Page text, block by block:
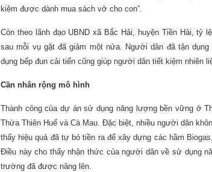
kiệm được dành mua sách vở cho con”.
Còn theo lãnh đạo UBND xã Bắc Hải, huyện Tiền Hải, tỷ
sau mỗi vụ gặt đã giảm một nửa. Người dân đã tận
dụng bếp đun cải tiến cũng giúp người dân tiết kiệm nhiên
Cần nhân rộng mô hình
Thành công của dự án sử dụng năng lượng bền vững ở
Thừa Thiên Huế và Cà Mau. Đặc biệt, nhiều người dân
thấy hiệu quả đã tự bỏ tiền ra để xây dựng các hầm
Điều này cho thấy nhận thức của người dân về sử dụng
trường đã được nâng lên.